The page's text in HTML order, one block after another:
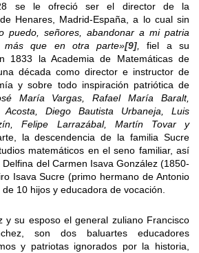
se le ofreció ser el director de la
Henares, Madrid-España, a lo cual sin
puedo, señores, abandonar a mi patria
más que en otra parte»[9], fiel a su
1833 la Academia de Matemáticas de
década como director e instructor de
y sobre todo inspiración patriótica de
María Vargas, Rafael María Baralt,
Diego Bautista Urbaneja, Luis
Felipe Larrazábal, Martín Tovar y
la descendencia de la familia Sucre
matemáticos en el seno familiar, así
del Carmen Isava González (1850-
Isava Sucre (primo hermano de Antonio
10 hijos y educadora de vocación.
y su esposo el general zuliano Francisco
son dos baluartes educadores
y patriotas ignorados por la historia,